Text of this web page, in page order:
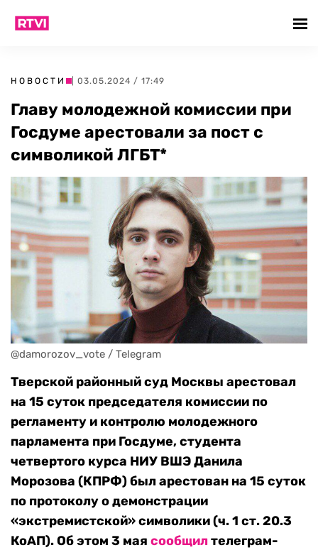
НОВОСТИ | 03.05.2024 / 17:49
Главу молодежной комиссии при
Госдуме арестовали за пост с
символикой ЛГБТ*
@damorozov_vote / Telegram
Тверской районный суд Москвы арестовал
на 15 суток председателя комиссии по
регламенту и контролю молодежного
парламента при Госдуме, студента
четвертого курса НИУ ВШЭ Данила
Морозова (КПРФ) был арестован на 15 суток
по протоколу о демонстрации
«экстремистской» символики (ч. 1 ст. 20.3
КоАП). Об этом 3 мая сообщилтелеграм-